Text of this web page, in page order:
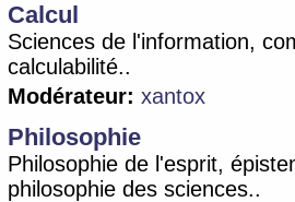
Calcul
Sciences de l'information,
calculabilité..
Modérateur: xantox
Philosophie
Philosophie de l'esprit,
philosophie des sciences..